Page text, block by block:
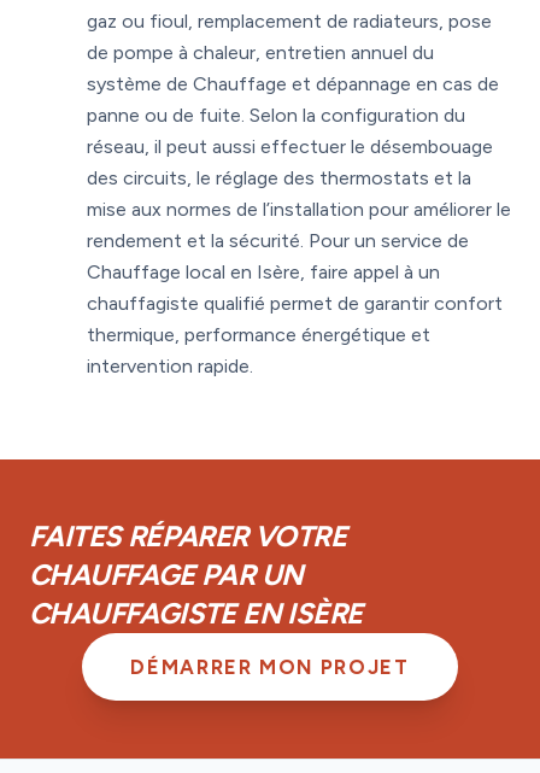
gaz ou fioul, remplacement de radiateurs, pose
de pompe à chaleur, entretien annuel du
système de Chauffage et dépannage en cas de
panne ou de fuite. Selon la configuration du
réseau, il peut aussi effectuer le désembouage
des circuits, le réglage des thermostats et la
mise aux normes de l’installation pour améliorer le
rendement et la sécurité. Pour un service de
Chauffage local en Isère, faire appel à un
chauffagiste qualifié permet de garantir confort
thermique, performance énergétique et
intervention rapide.
FAITES RÉPARER VOTRE
CHAUFFAGE PAR UN
CHAUFFAGISTE EN ISÈRE
DÉMARRER MON PROJET